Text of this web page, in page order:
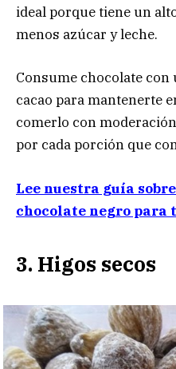
ideal porque tiene un
menos azúcar y leche.
Consume chocolate
cacao para mantenerte
comerlo con
por cada porción que
Lee nuestra guía
chocolate negro para
3. Higos secos